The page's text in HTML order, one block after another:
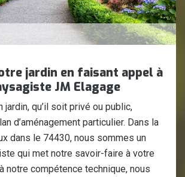
jardin en faisant appel à
JM Elagage
jardin, qu’il soit privé ou public,
d’aménagement particulier. Dans la
dans le 74430, nous sommes un
qui met notre savoir-faire à votre
notre compétence technique, nous